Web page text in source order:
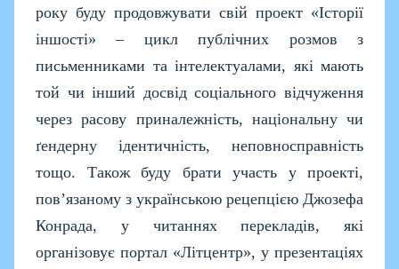
року буду продовжувати свій проект «Історії
іншості» – цикл публічних розмов з
письменниками та інтелектуалами, які мають
той чи інший досвід соціального відчуження
через расову приналежність, національну чи
ґендерну ідентичність, неповносправність
тощо. Також буду брати участь у проекті,
пов’язаному з українською рецепцією Джозефа
Конрада, у читаннях перекладів, які
організовує портал «Літцентр», у презентаціях